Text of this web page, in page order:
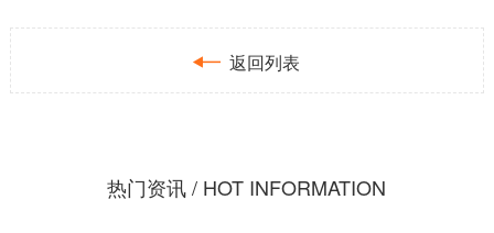
 返回列表
热门资讯 / HOT INFORMATION